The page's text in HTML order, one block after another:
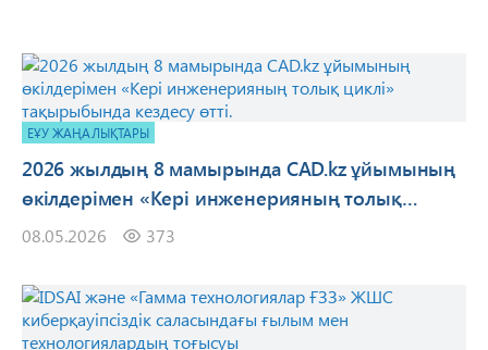
ЕҰУ ЖАҢАЛЫҚТАРЫ
2026 жылдың 8 мамырында CAD.kz ұйымының
өкілдерімен «Кері инженерияның толық
циклі» тақырыбында кездесу өтті.
08.05.2026 373